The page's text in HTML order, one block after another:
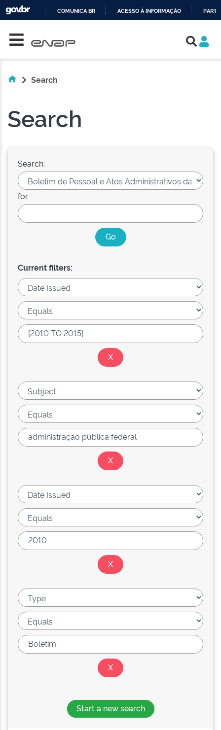
COMUNICA BR ACESSO À INFORMAÇÃO
Search
Search
Search:
for
Current filters:
Start a new search